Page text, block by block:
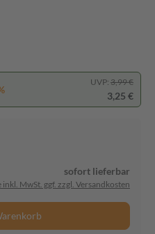
UVP: 3,99 €
3,25 €
sofort lieferbar
inkl. MwSt. ggf. zzgl. Versandkosten